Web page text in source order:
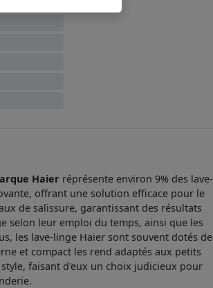
Haier réprésente environ 9% des lave-
offrant une solution efficace pour le
de salissure, garantissant des résultats
selon leur emploi du temps, ainsi que les
les lave-linge Haier sont souvent dotés de
et compact les rend adaptés aux petits
faisant d'eux un choix judicieux pour